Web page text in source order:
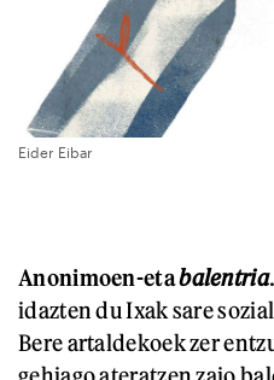
Eider Eibar
Anonimoen-etabalentria
idazten du Ixak sare
Bere artaldekoek zer